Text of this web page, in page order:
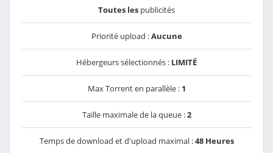
Toutes les publicités
Priorité upload :Aucune
Hébergeurs sélectionnés : LIMITÉ
Max Torrent en parallèle : 1
Taille maximale de la queue :2
Temps de download et d'upload maximal :48 Heures